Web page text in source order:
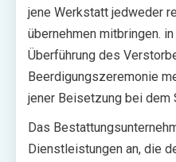
jene Werkstatt jedweder
übernehmen mitbringen.
Überführung des
Beerdigungszeremonie
jener Beisetzung bei dem
Das
Dienstleistungen an, die